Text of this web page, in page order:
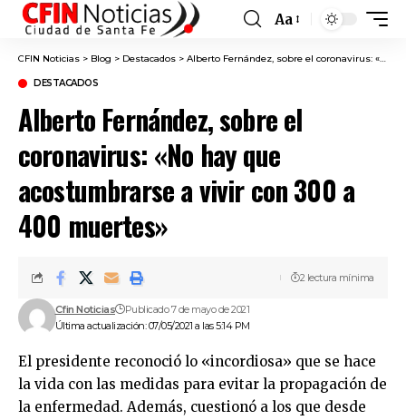
Font
Resizer
Aa
CFIN Noticias > Blog > Destacados > Alberto Fernández, sobre el coronavirus: «No hay que acostumbrarse a vivir con 300 a 400 muertes»
DESTACADOS
Alberto Fernández, sobre el
coronavirus: «No hay que
acostumbrarse a vivir con 300 a
400 muertes»
Última actualización: 07/05/2021 a las 5:14 PM
Cfin Noticias Publicado 7 de mayo de 2021
2 lectura mínima
El presidente reconoció lo «incordiosa» que se hace
la vida con las medidas para evitar la propagación de
la enfermedad. Además, cuestionó a los que desde